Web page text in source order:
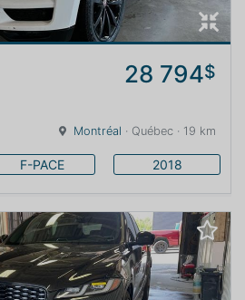
28 794$
Montréal · Québec · 19 km
F-PACE 2018